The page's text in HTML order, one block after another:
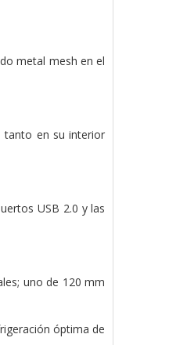
metal mesh en el
tanto en su interior
USB 2.0 y las
uno de 120 mm
óptima de